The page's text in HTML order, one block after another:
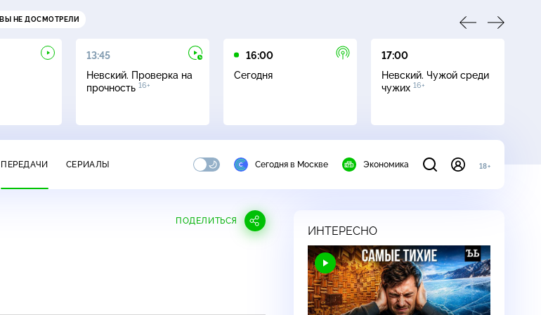
ВЫ НЕ ДОСМОТРЕЛИ
13:45
Невский. Проверка на
прочность 16+
16:00
Сегодня
17:00
Невский. Чужой среди
чужих 16+
ПЕРЕДАЧИ СЕРИАЛЫ Сегодня в Москве Экономика 18+
ПОДЕЛИТЬСЯ
ИНТЕРЕСНО